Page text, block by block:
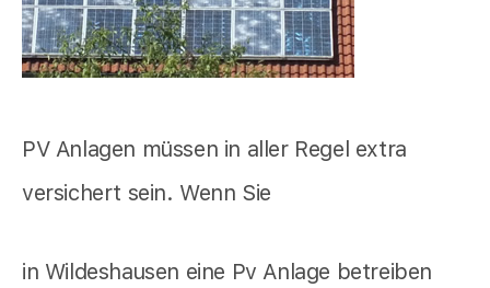
PV Anlagen müssen in aller Regel extra
versichert sein. Wenn Sie
in Wildeshausen eine Pv Anlage betreiben